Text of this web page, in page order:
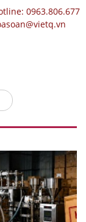
0963.806.677